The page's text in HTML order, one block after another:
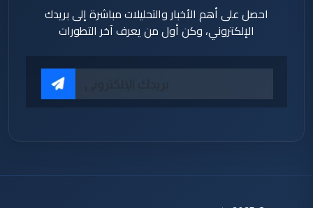
احصل على أهم الأخبار والتحليلات مباشرة إلى بريدك
الإلكتروني، وكن أول من يعرف آخر التطورات